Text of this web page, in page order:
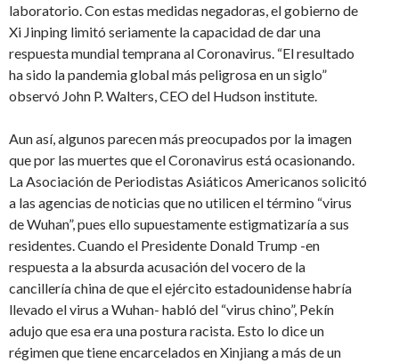
laboratorio. Con estas medidas negadoras, el gobierno de
Xi Jinping limitó seriamente la capacidad de dar una
respuesta mundial temprana al Coronavirus. “El resultado
ha sido la pandemia global más peligrosa en un siglo”
observó John P. Walters, CEO del Hudson institute.
Aun así, algunos parecen más preocupados por la imagen
que por las muertes que el Coronavirus está ocasionando.
La Asociación de Periodistas Asiáticos Americanos solicitó
a las agencias de noticias que no utilicen el término “virus
de Wuhan”, pues ello supuestamente estigmatizaría a sus
residentes. Cuando el Presidente Donald Trump -en
respuesta a la absurda acusación del vocero de la
cancillería china de que el ejército estadounidense habría
llevado el virus a Wuhan- habló del “virus chino”, Pekín
adujo que esa era una postura racista. Esto lo dice un
régimen que tiene encarcelados en Xinjiang a más de un